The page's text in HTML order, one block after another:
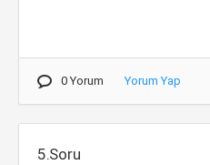
0 Yorum Yorum Yap
5.Soru